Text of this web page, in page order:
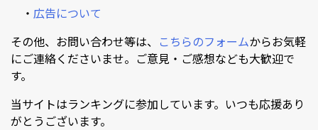
・ 広告について
その他、お問い合わせ等は、 こちらのフォームからお気軽
にご連絡くださいませ。ご意見・ご感想なども大歓迎で
す。
当サイトはランキングに参加しています。いつも応援あり
がとうございます。